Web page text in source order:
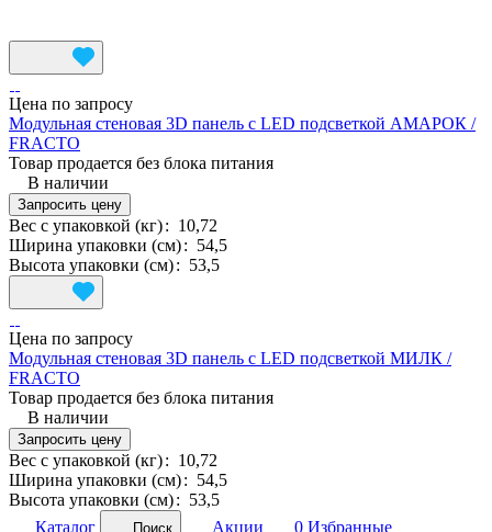
Цена по запросу
Модульная стеновая 3D панель с LED подсветкой АМАРОК /
FRACTO
Товар продается без блока питания
В наличии
Запросить цену
Вес с упаковкой (кг): 10,72
Ширина упаковки (см): 54,5
Высота упаковки (см): 53,5
Цена по запросу
Модульная стеновая 3D панель с LED подсветкой МИЛК /
FRACTO
Товар продается без блока питания
В наличии
Запросить цену
Вес с упаковкой (кг): 10,72
Ширина упаковки (см): 54,5
Высота упаковки (см): 53,5
Каталог
Поиск Акции 0 Избранные